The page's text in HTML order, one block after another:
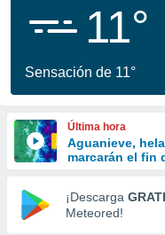
que se
a este
las
y
forma
digital
basada
11°
Sensación de 11°
Última hora
Aguanieve,
marcarán el fin
¡Descarga
Meteored!